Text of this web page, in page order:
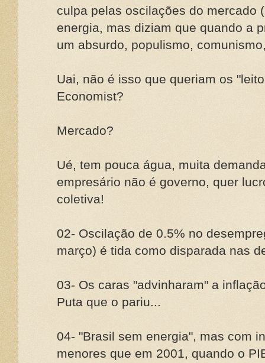
culpa pelas oscilações do mercado
energia, mas diziam que quando a
um absurdo, populismo,
Uai, não é isso que queriam os
Economist?
Mercado?
Ué, tem pouca água, muita
empresário não é governo, quer
coletiva!
02- Oscilação de 0.5% no
março) é tida como disparada nas
03- Os caras "advinharam" a
Puta que o pariu...
04- "Brasil sem energia", mas com
menores que em 2001, quando o